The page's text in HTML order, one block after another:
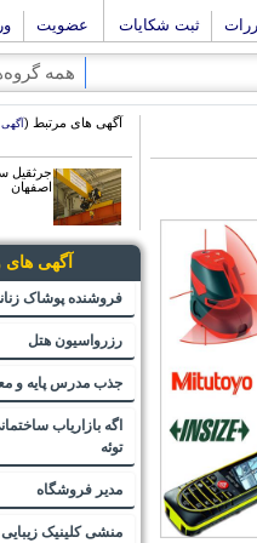
ثبت شکایات عضویت
همه
آگهی های مرتبط (
جرثقیل
اصفهان
آگهی های
فروشنده پوشاک
رزرواسیون هتل
جذب مدرس پایه و
اگه بازاریاب
توئه
مدیر فروشگاه
منشی کلینیک زیبایی